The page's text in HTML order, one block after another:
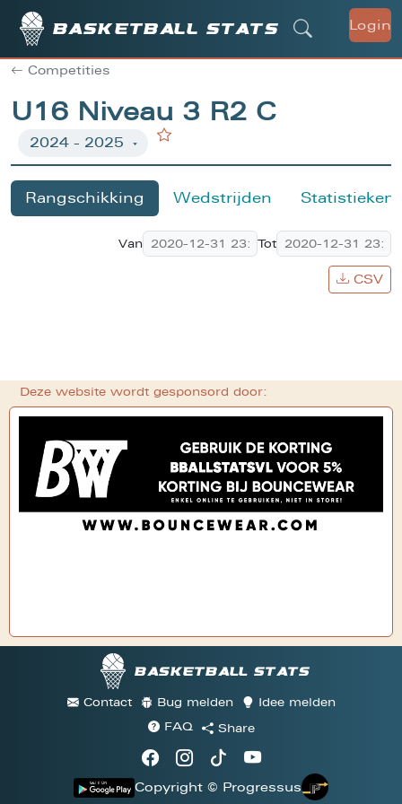
Basketball stats Login
Competities
U16 Niveau 3 R2 C
Rangschikking Wedstrijden Statistieken
Van Tot
CSV
Deze website wordt gesponsord door:
Basketball stats
Contact Bug melden
Idee melden
FAQ
Share
Copyright © Progressus